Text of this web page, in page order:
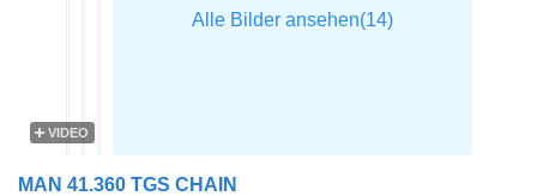
VIDEO
MAN 41.360 TGS CHAIN